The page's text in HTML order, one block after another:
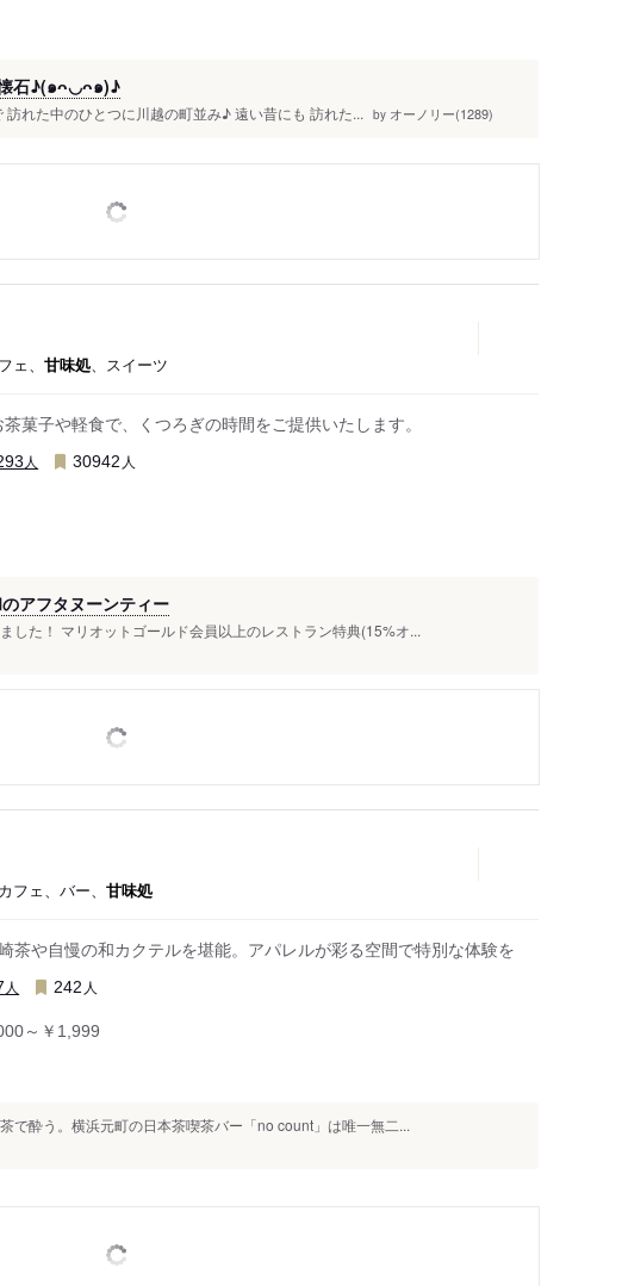
石♪(๑ᴖ◡ᴖ๑)♪
れた中のひとつに川越の町並み♪ 遠い昔にも 訪れた... by オーノリー(1289)
、 甘味処、スイーツ
菓子や軽食で、くつろぎの時間をご提供いたします。
人 30942 人
アフタヌーンティー
した！ マリオットゴールド会員以上のレストラン特典(15%オ...
ェ、バー、 甘味処
茶や自慢の和カクテルを堪能。アパレルが彩る空間で特別な体験を
人 242 人
～￥1,999
で酔う。横浜元町の日本茶喫茶バー「no count」は唯一無二...